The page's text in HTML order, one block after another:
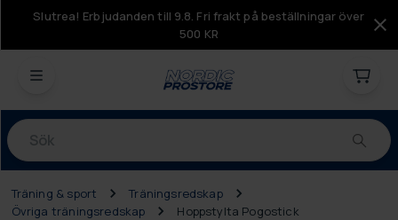
Slutrea! Erbjudanden till 9.8. Fri frakt på beställningar över
500 KR
Produkter
Träning & sport
Träningsredskap
Övriga träningsredskap
Hoppstylta Pogostick